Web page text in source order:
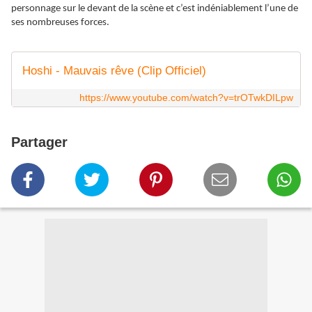
personnage sur le devant de la scène et c’est indéniablement l’une de
ses nombreuses forces.
Hoshi - Mauvais rêve (Clip Officiel)
https://www.youtube.com/watch?v=trOTwkDILpw
Partager